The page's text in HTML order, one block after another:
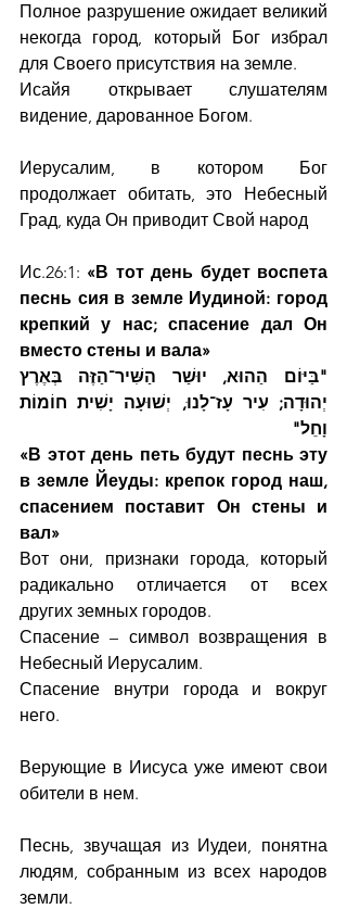
Полное разрушение ожидает великий
некогда город, который Бог избрал
для Своего присутствия на земле.
Исайя открывает слушателям
видение, дарованное Богом.
Иерусалим, в котором Бог
продолжает обитать, это Небесный
Град, куда Он приводит Свой народ
Ис.26:1: «В тот день будет воспета
песнь сия в земле Иудиной: город
крепкий у нас; спасение дал Он
вместо стены и вала»
וָחֵל"
«В этот день петь будут песнь эту
в земле Йеуды: крепок город наш,
спасением поставит Он стены и
вал»
Вот они, признаки города, который
радикально отличается от всех
других земных городов.
Спасение – символ возвращения в
Небесный Иерусалим.
Спасение внутри города и вокруг
него.
Верующие в Иисуса уже имеют свои
обители в нем.
Песнь, звучащая из Иудеи, понятна
людям, собранным из всех народов
земли.